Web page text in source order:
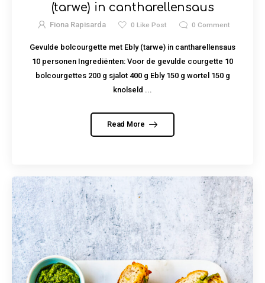
(tarwe) in cantharellensaus
Fiona Rapisarda 0 Like Post 0 Comment
Gevulde bolcourgette met Ebly (tarwe) in cantharellensaus
10 personen Ingrediënten: Voor de gevulde courgette 10
bolcourgettes 200 g sjalot 400 g Ebly 150 g wortel 150 g
knolseld ...
Read More